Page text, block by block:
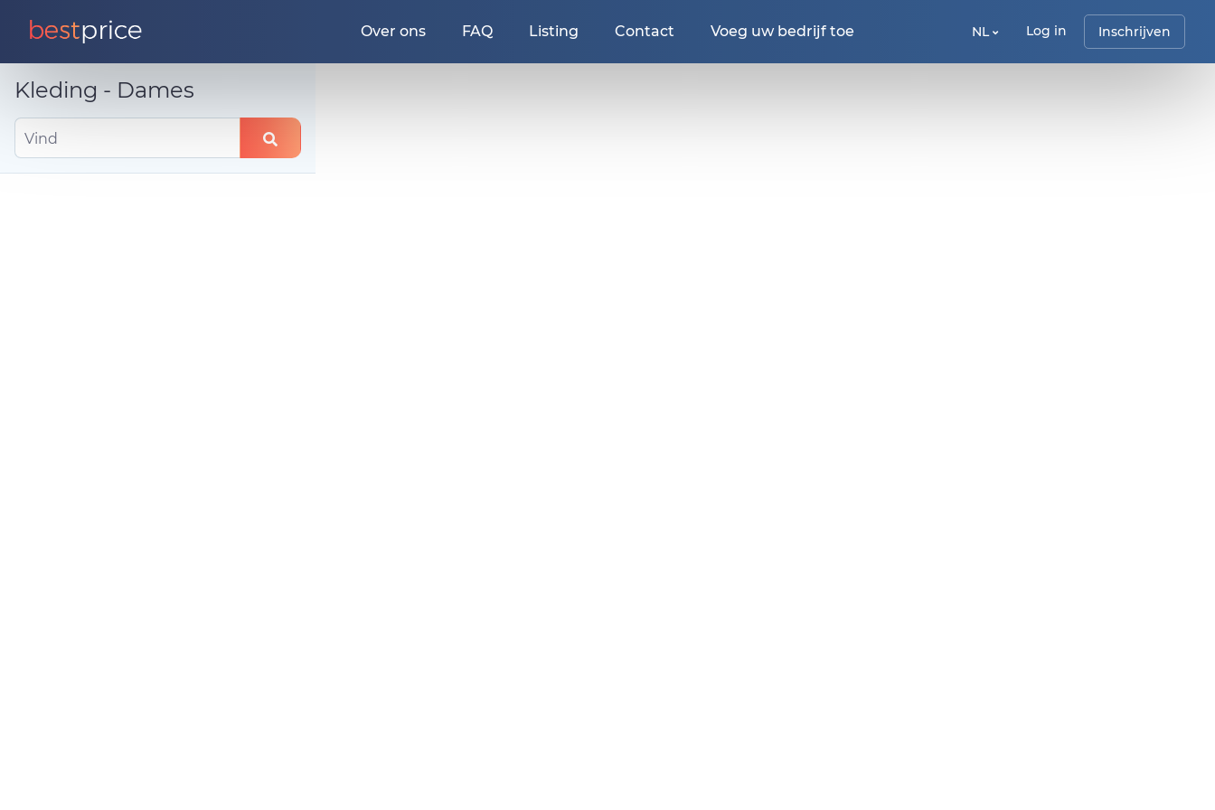
Over ons FAQ Listing Contact Voeg uw bedrijf toe NL Log in Inschrijven
Kleding - Dames
Vind